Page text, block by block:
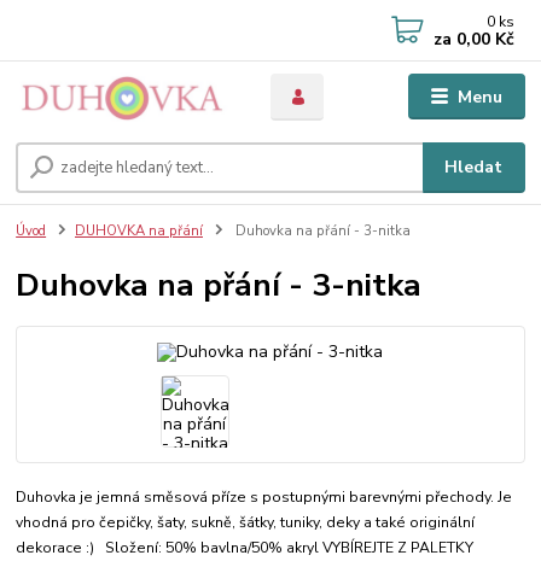
Menu
Hledat
0 ks
za 0,00 Kč
Úvod DUHOVKA na přání Duhovka na přání - 3-nitka
Duhovka na přání - 3-nitka
Duhovka je jemná směsová příze s postupnými barevnými přechody. Je
vhodná pro čepičky, šaty, sukně, šátky, tuniky, deky a také originální
dekorace :) Složení: 50% bavlna/50% akryl VYBÍREJTE Z PALETKY